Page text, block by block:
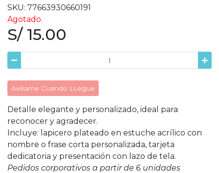
SKU: 77663930660191
Agotado.
S/ 15.00
Avísame Cuando LLegue
Detalle elegante y personalizado, ideal para
reconocer y agradecer.
Incluye: lapicero plateado en estuche acrílico con
nombre o frase corta personalizada, tarjeta
dedicatoria y presentación con lazo de tela.
Pedidos corporativos a partir de 6 unidades